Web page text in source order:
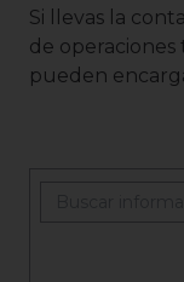
Si llevas la
de
pueden